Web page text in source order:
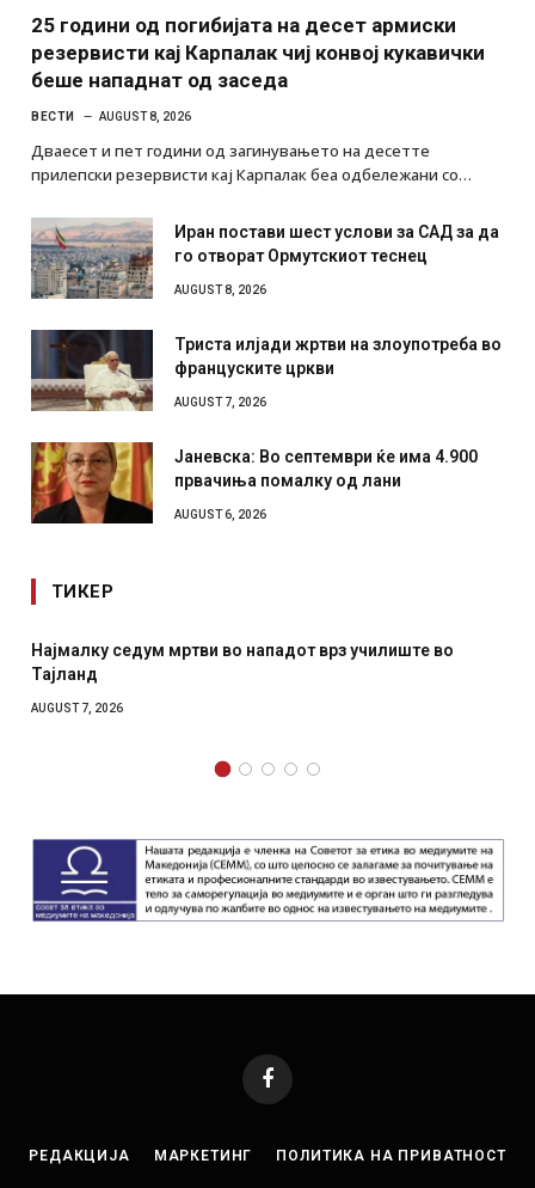
25 години од погибијата на десет армиски
резервисти кај Карпалак чиј конвој кукавички
беше нападнат од заседа
ВЕСТИ AUGUST 8, 2026
Дваесет и пет години од загинувањето на десетте
прилепски резервисти кај Карпалак беа одбележани со…
Иран постави шест услови за САД за да
го отворат Ормутскиот теснец
AUGUST 8, 2026
Триста илјади жртви на злоупотреба во
француските цркви
AUGUST 7, 2026
Јаневска: Во септември ќе има 4.900
првачиња помалку од лани
AUGUST 6, 2026
ТИКЕР
Најмалку седум мртви во нападот врз училиште во
Тајланд
AUGUST 7, 2026
Facebook
РЕДАКЦИЈА МАРКЕТИНГ ПОЛИТИКА НА ПРИВАТНОСТ